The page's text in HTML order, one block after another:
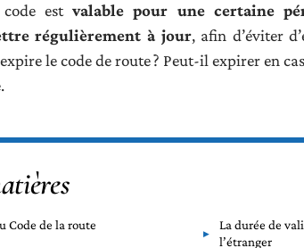
code estvalable pour une certaine
régulièrement à jour, afin d’éviter
le code de route ? Peut-il expirer en
Code de la route
La durée de
l’étranger